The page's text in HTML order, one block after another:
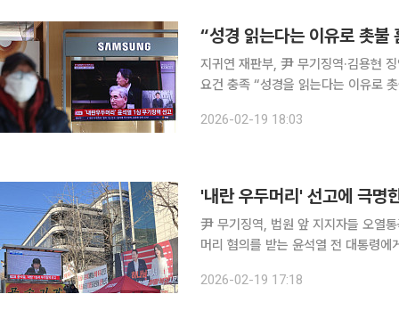
지귀연 재판부, 尹 무기징역·김용현
요건 충족 “성경을 읽는다는 이유로 촛불을 훔칠 수는 없습니다.” 서울중앙지법 형사합의25부 지귀
지적했다. 윤 전 대통령 측이 내세운 ‘
2026-02-19 18:03
尹 무기징역, 법원 앞 지지자들 오열통곡
머리 혐의를 받는 윤석열 전 대통령에
차벽을 두고 갈라진 양 진영의 함성은
2026-02-19 17:18